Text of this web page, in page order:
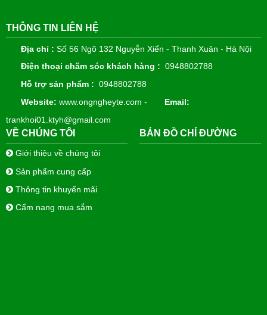
THÔNG TIN LIÊN HỆ
Địa chỉ : Số 56 Ngõ 132 Nguyễn Xiển - Thanh Xuân - Hà Nội
Điện thoại chăm sóc khách hàng : 0948802788
Hỗ trợ sản phẩm : 0948802788
Website: www.ongngheyte.com -
Email:
trankhoi01.ktyh@gmail.com
VỀ CHÚNG TÔI
Giới thiệu về chúng tôi
Sản phẩm cung cấp
Thông tin khuyến mãi
Cẩm nang mua sắm
BẢN ĐỒ CHỈ ĐƯỜNG